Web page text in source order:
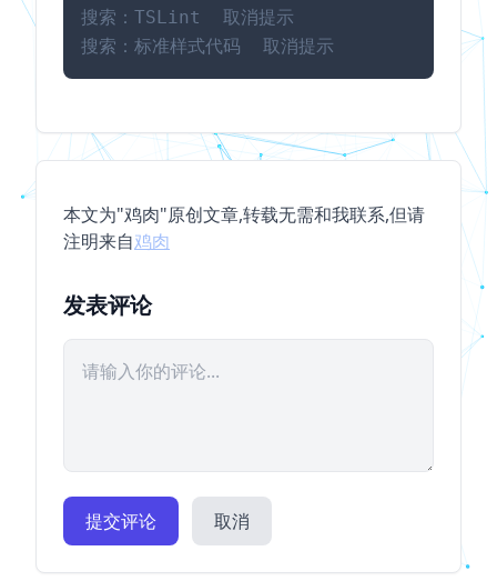
搜索：TSLint  取消提示
搜索：标准样式代码  取消提示
本文为"鸡肉"原创文章,转载无需和我联系,但请
注明来自鸡肉
发表评论
提交评论 取消